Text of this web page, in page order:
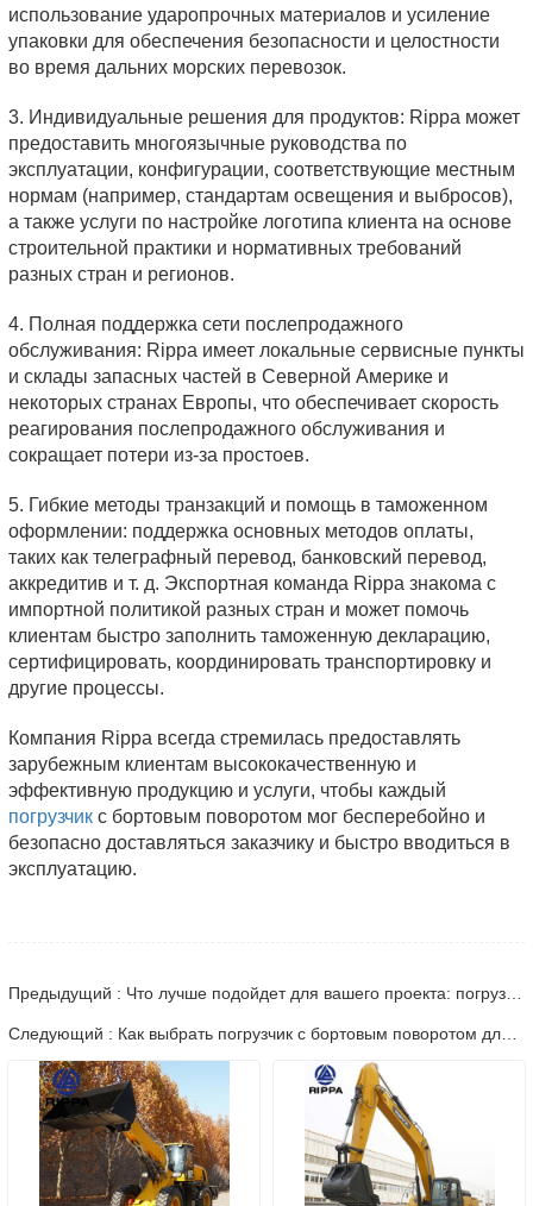
использование ударопрочных материалов и усиление
упаковки для обеспечения безопасности и целостности
во время дальних морских перевозок.
3. Индивидуальные решения для продуктов: Rippa может
предоставить многоязычные руководства по
эксплуатации, конфигурации, соответствующие местным
нормам (например, стандартам освещения и выбросов),
а также услуги по настройке логотипа клиента на основе
строительной практики и нормативных требований
разных стран и регионов.
4. Полная поддержка сети послепродажного
обслуживания: Rippa имеет локальные сервисные пункты
и склады запасных частей в Северной Америке и
некоторых странах Европы, что обеспечивает скорость
реагирования послепродажного обслуживания и
сокращает потери из-за простоев.
5. Гибкие методы транзакций и помощь в таможенном
оформлении: поддержка основных методов оплаты,
таких как телеграфный перевод, банковский перевод,
аккредитив и т. д. Экспортная команда Rippa знакома с
импортной политикой разных стран и может помочь
клиентам быстро заполнить таможенную декларацию,
сертифицировать, координировать транспортировку и
другие процессы.
Компания Rippa всегда стремилась предоставлять
зарубежным клиентам высококачественную и
эффективную продукцию и услуги, чтобы каждый
погрузчик с бортовым поворотом мог бесперебойно и
безопасно доставляться заказчику и быстро вводиться в
эксплуатацию.